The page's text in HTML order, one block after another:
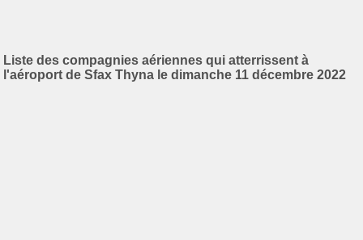
Liste des compagnies aériennes qui atterrissent à
l'aéroport de Sfax Thyna le dimanche 11 décembre 2022